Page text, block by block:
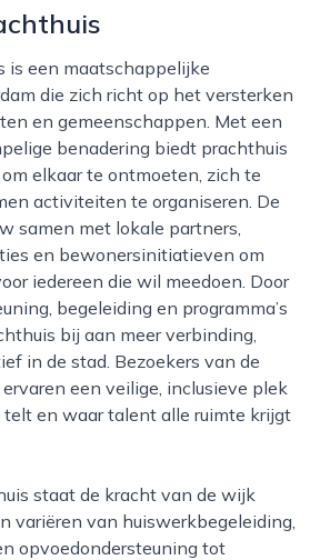
die zich richt op het versterken
en gemeenschappen. Met een
benadering biedt prachthuis
elkaar te ontmoeten, zich te
activiteiten te organiseren. De
samen met lokale partners,
en bewonersinitiatieven om
iedereen die wil meedoen. Door
begeleiding en programma’s
bij aan meer verbinding,
in de stad. Bezoekers van de
een veilige, inclusieve plek
telt en waar talent alle ruimte krijgt
variëren van huiswerkbegeleiding,
opvoedondersteuning tot